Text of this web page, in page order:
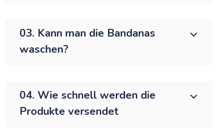
03. Kann man die Bandanas
waschen?
04. Wie schnell werden die
Produkte versendet